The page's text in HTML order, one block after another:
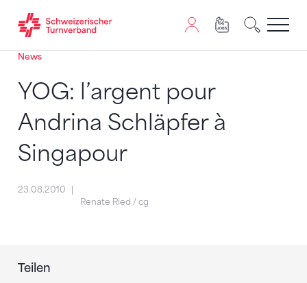
Zum Inhalt springen
Zur Sitemap navigieren
Zum Navigieren dieser Seite wird JavaScript benötigt.
News
YOG: l’argent pour
Andrina Schläpfer à
Singapour
23.08.2010
Renate Ried / cg
Teilen